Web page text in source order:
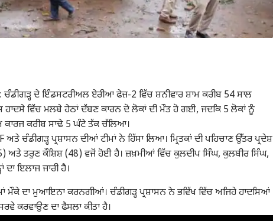
ਦੇ ਇੰਡਸਟਰੀਅਲ ਏਰੀਆ ਫੇਜ਼-2 ਵਿੱਚ ਸ਼ਨੀਵਾਰ ਸ਼ਾਮ ਕਰੀਬ 54 ਸਾਲ
ਹਾਦਸੇ ਵਿੱਚ ਮਲਬੇ ਹੇਠਾਂ ਦੱਬਣ ਕਾਰਨ ਦੋ ਲੋਕਾਂ ਦੀ ਮੌਤ ਹੋ ਗਈ, ਜਦਕਿ 5 ਲੋਕਾਂ ਨੂੰ
ਕਰੀਬ ਸਾਢੇ 5 ਘੰਟੇ ਤੱਕ ਚੱਲਿਆ।
ਚੰਡੀਗੜ੍ਹ ਪ੍ਰਸ਼ਾਸਨ ਦੀਆਂ ਟੀਮਾਂ ਨੇ ਹਿੱਸਾ ਲਿਆ। ਮ੍ਰਿਤਕਾਂ ਦੀ ਪਹਿਚਾਣ ਉੱਤਰ ਪ੍ਰਦੇਸ਼
ਅਤੇ ਤਰੁਣ ਕੌਸ਼ਿਸ਼ (48) ਵਜੋਂ ਹੋਈ ਹੈ। ਜ਼ਖ਼ਮੀਆਂ ਵਿੱਚ ਕੁਲਦੀਪ ਸਿੰਘ, ਕੁਲਬੀਰ ਸਿੰਘ,
ਇਲਾਜ ਜਾਰੀ ਹੈ।
ਦਾ ਮੁਆਇਨਾ ਕਰਨਗੀਆਂ। ਚੰਡੀਗੜ੍ਹ ਪ੍ਰਸ਼ਾਸਨ ਨੇ ਭਵਿੱਖ ਵਿੱਚ ਅਜਿਹੇ ਹਾਦਸਿਆਂ
ਕਰਵਾਉਣ ਦਾ ਫੈਸਲਾ ਕੀਤਾ ਹੈ।